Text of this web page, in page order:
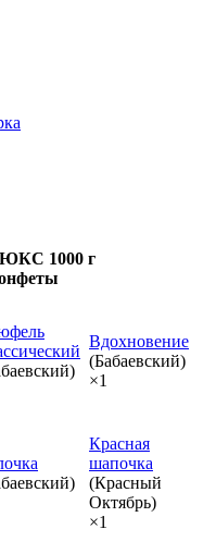
1000 г
Вдохновение
(Бабаевский)
×1
Красная
шапочка
(Красный
Октябрь)
×1